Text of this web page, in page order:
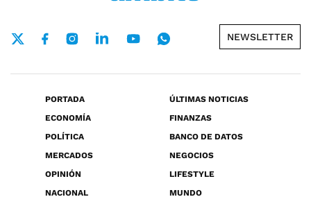
NEWSLETTER
PORTADA
ÚLTIMAS NOTICIAS
ECONOMÍA
FINANZAS
POLÍTICA
BANCO DE DATOS
MERCADOS
NEGOCIOS
OPINIÓN
LIFESTYLE
NACIONAL
MUNDO